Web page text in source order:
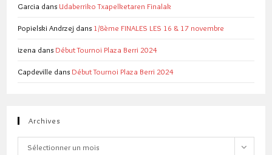
Garcia dans Udaberriko Txapelketaren Finalak
Popielski Andrzej dans 1/8ème FINALES LES 16 & 17 novembre
izena dans Début Tournoi Plaza Berri 2024
Capdeville dans Début Tournoi Plaza Berri 2024
Archives
Archives
Sélectionner un mois